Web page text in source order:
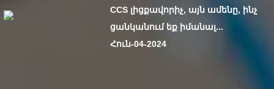
CCS լիցքավորիչ, այն ամենը, ինչ
ցանկանում եք իմանալ...
Հուն-04-2024